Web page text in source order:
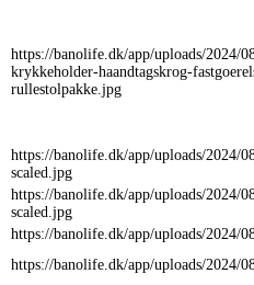
https://banolife.dk/app/uploads/2024/
krykkeholder-haandtagskrog-
rullestolpakke.jpg
https://banolife.dk/app/uploads/2024/
scaled.jpg
https://banolife.dk/app/uploads/2024/
scaled.jpg
https://banolife.dk/app/uploads/2024/
https://banolife.dk/app/uploads/2024/